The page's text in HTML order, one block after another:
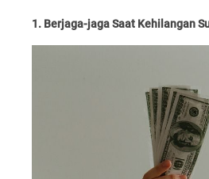
1. Berjaga-jaga Saat Kehilangan